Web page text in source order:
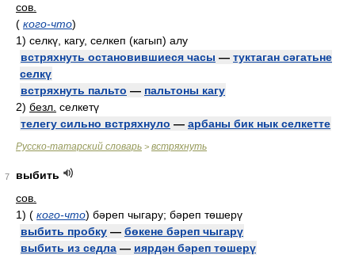
сов.
( кого-что)
1) селкү, кагу, селкеп (кагып) алу
встряхнуть остановившиеся часы — туктаган сәгатьне
селкү
встряхнуть пальто — пальтоны кагу
2) безл. селкетү
телегу сильно встряхнуло — арбаны бик нык селкетте
Русско-татарский словарь > встряхнуть
7
выбить
сов.
1) ( кого-что) бәреп чыгару; бәреп төшерү
выбить пробку — бөкене бәреп чыгарү
выбить из седла — иярдән бәреп төшерү